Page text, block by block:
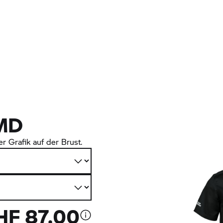
Grafik auf der Brust.
87.00